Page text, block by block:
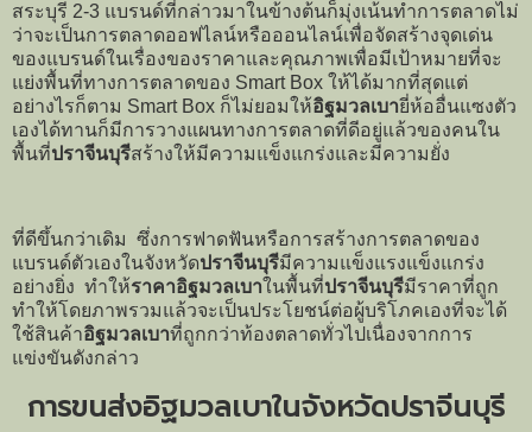
สระบุรี 2-3 แบรนด์ที่กล่าวมาในข้างต้นก็มุ่งเน้นทำการตลาดไม่
ว่าจะเป็นการตลาดออฟไลน์หรือออนไลน์เพื่อจัดสร้างจุดเด่น
ของแบรนด์ในเรื่องของราคาและคุณภาพเพื่อมีเป้าหมายที่จะ
แย่งพื้นที่ทางการตลาดของ Smart Box ให้ได้มากที่สุดแต่
อย่างไรก็ตาม Smart Box ก็ไม่ยอมให้อิฐมวลเบายี่ห้ออื่นแซงตัว
เองได้ทานก็มีการวางแผนทางการตลาดที่ดีอยู่แล้วของคนใน
พื้นที่ปราจีนบุรีสร้างให้มีความแข็งแกร่งและมีความยั่ง
ที่ดีขึ้นกว่าเดิม ซึ่งการฟาดฟันหรือการสร้างการตลาดของ
แบรนด์ตัวเองในจังหวัดปราจีนบุรีมีความแข็งแรงแข็งแกร่ง
อย่างยิ่ง ทำให้ราคาอิฐมวลเบาในพื้นที่ปราจีนบุรีมีราคาที่ถูก
ทำให้โดยภาพรวมแล้วจะเป็นประโยชน์ต่อผู้บริโภคเองที่จะได้
ใช้สินค้าอิฐมวลเบาที่ถูกกว่าท้องตลาดทั่วไปเนื่องจากการ
แข่งขันดังกล่าว
การขนส่งอิฐมวลเบาในจังหวัดปราจีนบุรี